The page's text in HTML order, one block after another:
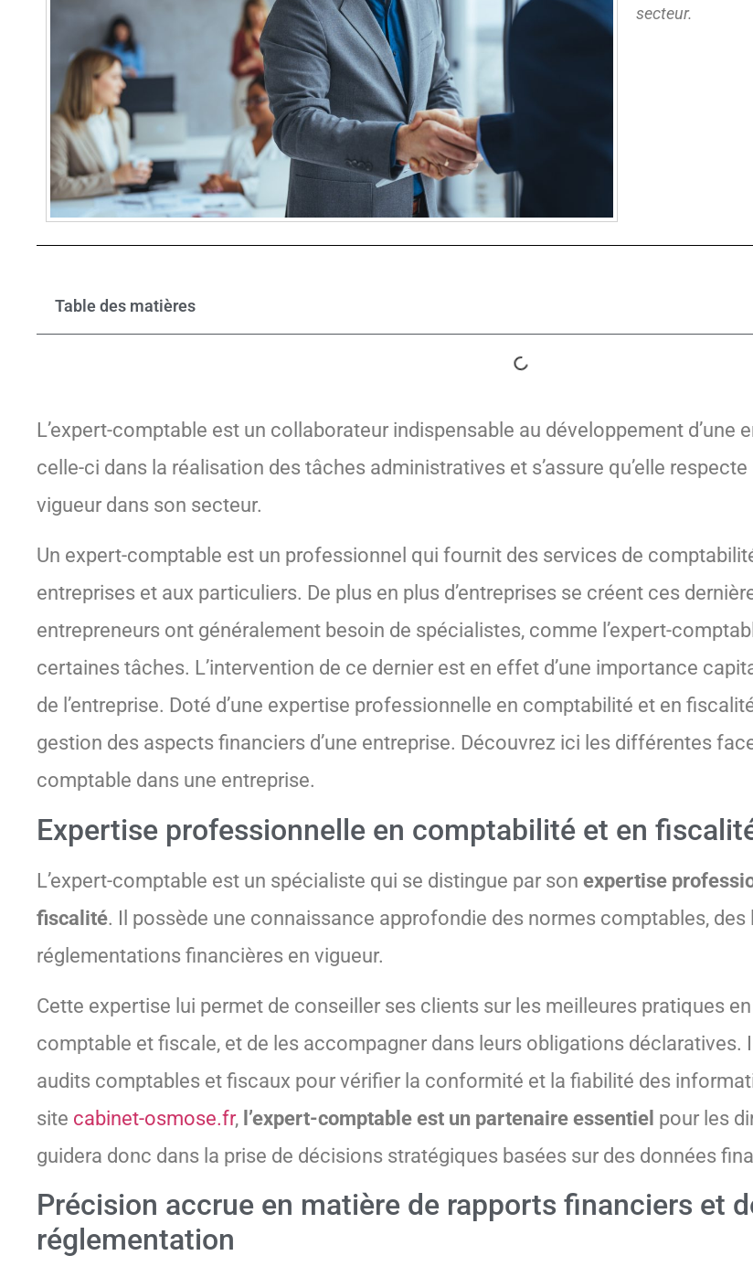
secteur.
Table des matières
L’expert-comptable est un collaborateur indispensable au développement d’une
celle-ci dans la réalisation des tâches administratives et s’assure qu’elle
vigueur dans son secteur.
Un expert-comptable est un professionnel qui fournit des services de
entreprises et aux particuliers. De plus en plus d’entreprises se créent ces
entrepreneurs ont généralement besoin de spécialistes, comme l’expert-
certaines tâches. L’intervention de ce dernier est en effet d’une importance
de l’entreprise. Doté d’une expertise professionnelle en comptabilité et en
gestion des aspects financiers d’une entreprise. Découvrez ici les différentes
comptable dans une entreprise.
Expertise professionnelle en comptabilité et en
L’expert-comptable est un spécialiste qui se distingue par son expertise
fiscalité. Il possède une connaissance approfondie des normes comptables,
réglementations financières en vigueur.
Cette expertise lui permet de conseiller ses clients sur les meilleures pratiques
comptable et fiscale, et de les accompagner dans leurs obligations déclaratives.
audits comptables et fiscaux pour vérifier la conformité et la fiabilité des
site cabinet-osmose.fr, l’expert-comptable est un partenaire essentiel pour les
guidera donc dans la prise de décisions stratégiques basées sur des données
Précision accrue en matière de rapports financiers et
réglementation